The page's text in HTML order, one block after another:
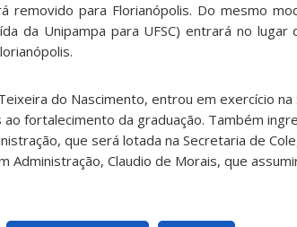
removido para Florianópolis. Do mesmo
da Unipampa para UFSC) entrará no lugar
do Nascimento, entrou em exercício na
fortalecimento da graduação. Também
que será lotada na Secretaria de
Administração, Claudio de Morais, que